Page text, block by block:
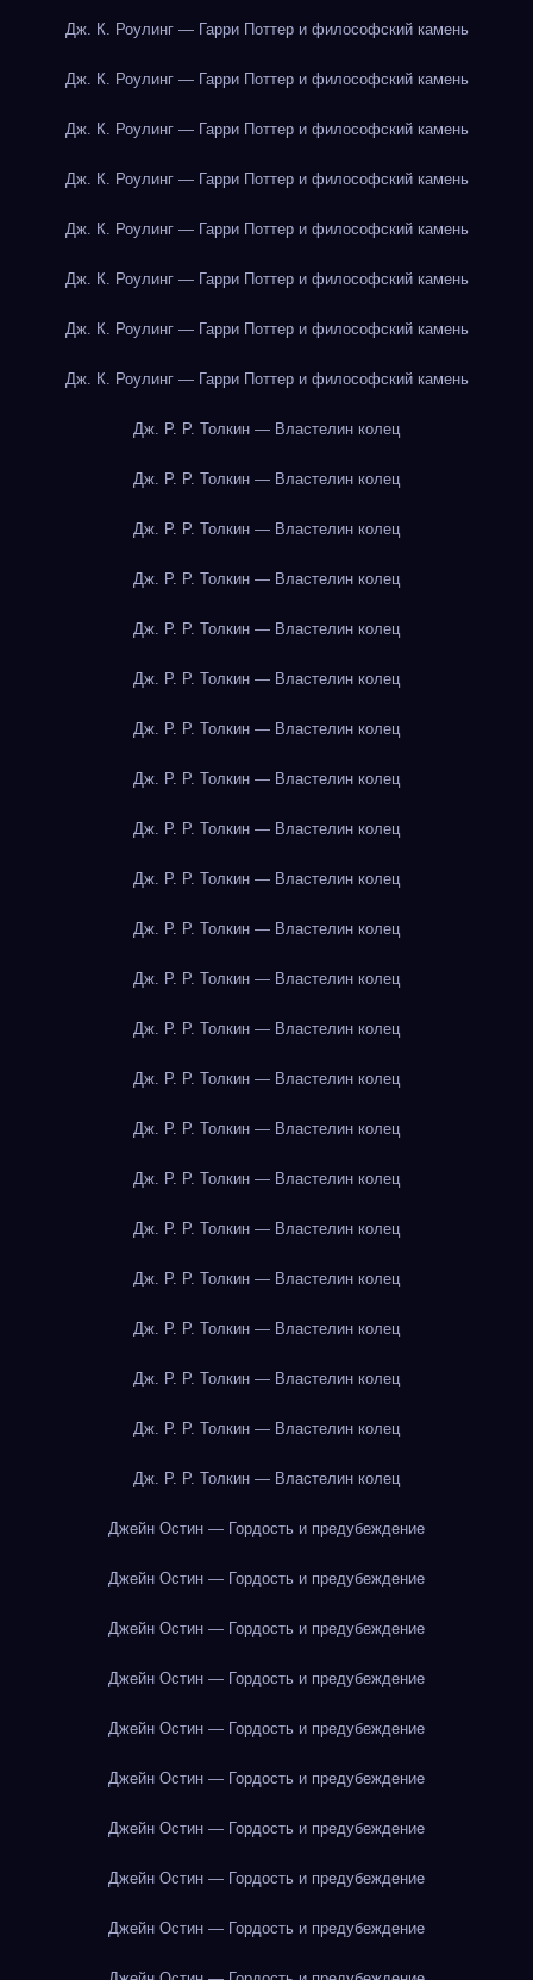
Дж. К. Роулинг — Гарри Поттер и философский камень
Дж. К. Роулинг — Гарри Поттер и философский камень
Дж. К. Роулинг — Гарри Поттер и философский камень
Дж. К. Роулинг — Гарри Поттер и философский камень
Дж. К. Роулинг — Гарри Поттер и философский камень
Дж. К. Роулинг — Гарри Поттер и философский камень
Дж. К. Роулинг — Гарри Поттер и философский камень
Дж. К. Роулинг — Гарри Поттер и философский камень
Дж. Р. Р. Толкин — Властелин колец
Дж. Р. Р. Толкин — Властелин колец
Дж. Р. Р. Толкин — Властелин колец
Дж. Р. Р. Толкин — Властелин колец
Дж. Р. Р. Толкин — Властелин колец
Дж. Р. Р. Толкин — Властелин колец
Дж. Р. Р. Толкин — Властелин колец
Дж. Р. Р. Толкин — Властелин колец
Дж. Р. Р. Толкин — Властелин колец
Дж. Р. Р. Толкин — Властелин колец
Дж. Р. Р. Толкин — Властелин колец
Дж. Р. Р. Толкин — Властелин колец
Дж. Р. Р. Толкин — Властелин колец
Дж. Р. Р. Толкин — Властелин колец
Дж. Р. Р. Толкин — Властелин колец
Дж. Р. Р. Толкин — Властелин колец
Дж. Р. Р. Толкин — Властелин колец
Дж. Р. Р. Толкин — Властелин колец
Дж. Р. Р. Толкин — Властелин колец
Дж. Р. Р. Толкин — Властелин колец
Дж. Р. Р. Толкин — Властелин колец
Дж. Р. Р. Толкин — Властелин колец
Джейн Остин — Гордость и предубеждение
Джейн Остин — Гордость и предубеждение
Джейн Остин — Гордость и предубеждение
Джейн Остин — Гордость и предубеждение
Джейн Остин — Гордость и предубеждение
Джейн Остин — Гордость и предубеждение
Джейн Остин — Гордость и предубеждение
Джейн Остин — Гордость и предубеждение
Джейн Остин — Гордость и предубеждение